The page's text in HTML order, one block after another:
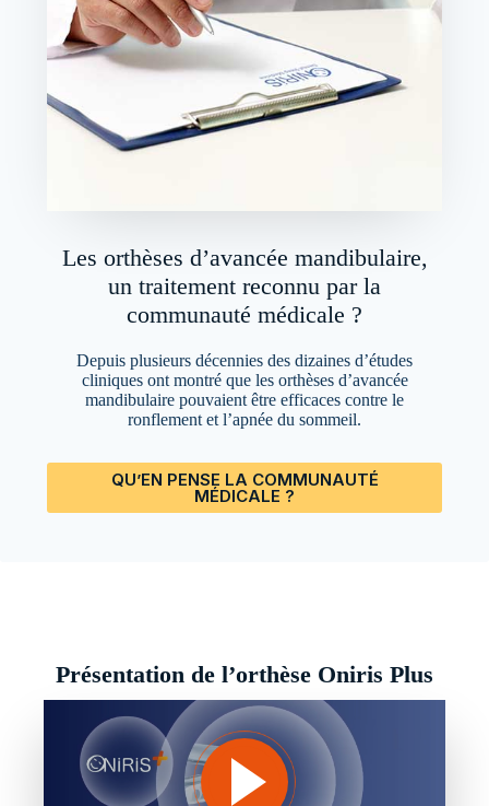
Les orthèses d’avancée mandibulaire,
un traitement reconnu par la
communauté médicale ?
Depuis plusieurs décennies des dizaines d’études
cliniques ont montré que les orthèses d’avancée
mandibulaire pouvaient être efficaces contre le
ronflement et l’apnée du sommeil.
QU’EN PENSE LA COMMUNAUTÉ
MÉDICALE ?
Présentation de l’orthèse Oniris Plus